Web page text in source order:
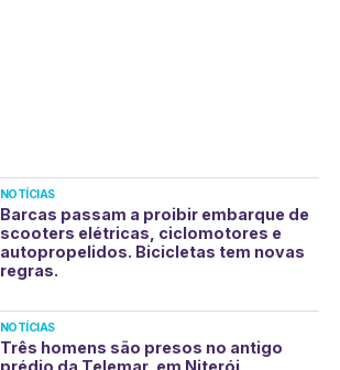
NOTÍCIAS
Barcas passam a proibir embarque de
scooters elétricas, ciclomotores e
autopropelidos. Bicicletas tem novas
regras.
NOTÍCIAS
Três homens são presos no antigo